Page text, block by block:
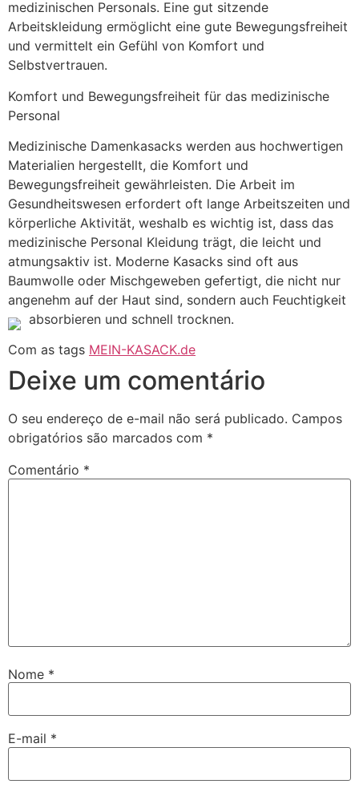
medizinischen Personals. Eine gut sitzende
Arbeitskleidung ermöglicht eine gute Bewegungsfreiheit
und vermittelt ein Gefühl von Komfort und
Selbstvertrauen.
Komfort und Bewegungsfreiheit für das medizinische
Personal
Medizinische Damenkasacks werden aus hochwertigen
Materialien hergestellt, die Komfort und
Bewegungsfreiheit gewährleisten. Die Arbeit im
Gesundheitswesen erfordert oft lange Arbeitszeiten und
körperliche Aktivität, weshalb es wichtig ist, dass das
medizinische Personal Kleidung trägt, die leicht und
atmungsaktiv ist. Moderne Kasacks sind oft aus
Baumwolle oder Mischgeweben gefertigt, die nicht nur
angenehm auf der Haut sind, sondern auch Feuchtigkeit
absorbieren und schnell trocknen.
Com as tags MEIN-KASACK.de
Deixe um comentário
O seu endereço de e-mail não será publicado. Campos
obrigatórios são marcados com *
Comentário *
Nome *
E-mail *